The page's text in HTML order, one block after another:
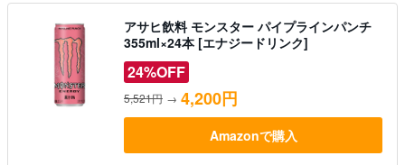
アサヒ飲料 モンスター パイプラインパンチ
355ml×24本 [エナジードリンク]
24%OFF
5,521円 → 4,200円
Amazonで購入